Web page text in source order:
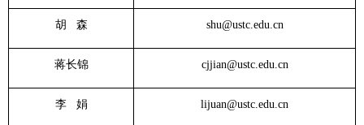
胡 森 shu@ustc.edu.cn
蒋长锦 cjjian@ustc.edu.cn
李 娟 lijuan@ustc.edu.cn